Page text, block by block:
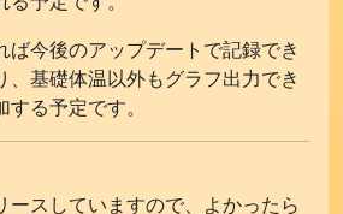
ば今後のアップデートで記録でき
、基礎体温以外もグラフ出力でき
る予定です。
ースしていますので、よかったら